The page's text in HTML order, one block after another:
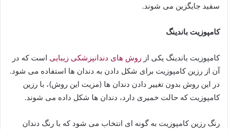
سفید جایگزین می شوند.
کامپوزیت باندینگ
کامپوزیت باندینگ یکی از روش های دندانپزشکی زیبایی است که در
آن از رزین کامپوزیت برای شکل دادن به دندان ها استفاده می شود.
در این روش بدون تغییر دادن دندان ها (مزیت این روش)، با رزین
کامپوزیت که حالت خمیری دارد، دندان ها شکل داده می شوند.
رنگ رزین کامپوزیت به گونه ای انتخاب می شود که با رنگ دندان